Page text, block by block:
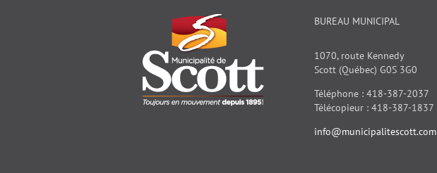
BUREAU MUNICIPAL
1070, route Kennedy
Scott (Québec) G0S 3G0
Téléphone : 418-387-2037
Télécopieur : 418-387-1837
info@municipalitescott.com